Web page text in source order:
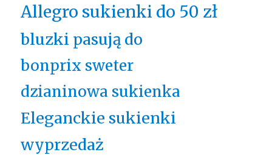
Allegro sukienki do 50 zł
bluzki pasują do
bonprix sweter
dzianinowa sukienka
Eleganckie sukienki
wyprzedaż